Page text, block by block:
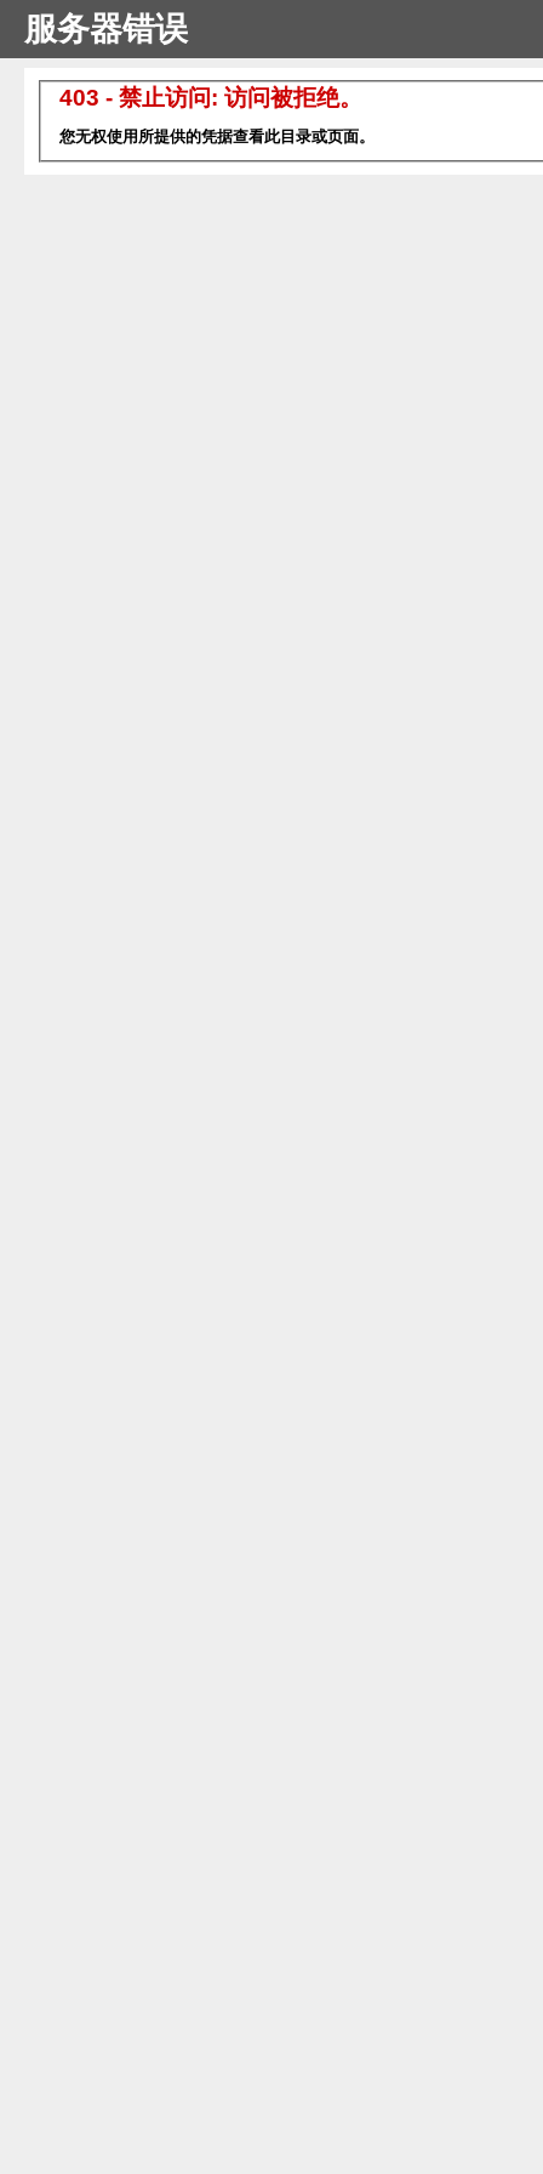
服务器错误
403 - 禁止访问: 访问被拒绝。
您无权使用所提供的凭据查看此目录或页面。